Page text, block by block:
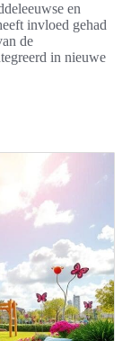
en
invloed gehad
de
in nieuwe